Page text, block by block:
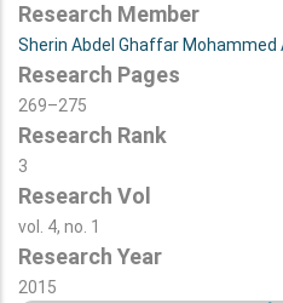
Research Member
Sherin Abdel Ghaffar Mohammed
Research Pages
269–275
Research Rank
3
Research Vol
vol. 4, no. 1
Research Year
2015